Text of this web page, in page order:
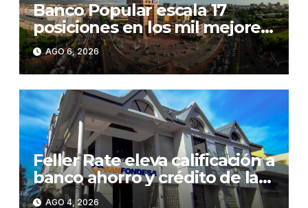
Banco Popular escala 17
posiciones en los mil mejores
bancos del mundo
AGO 6, 2026
Feller Rate eleva calificación a
banco ahorro y crédito de la
RD
AGO 4, 2026